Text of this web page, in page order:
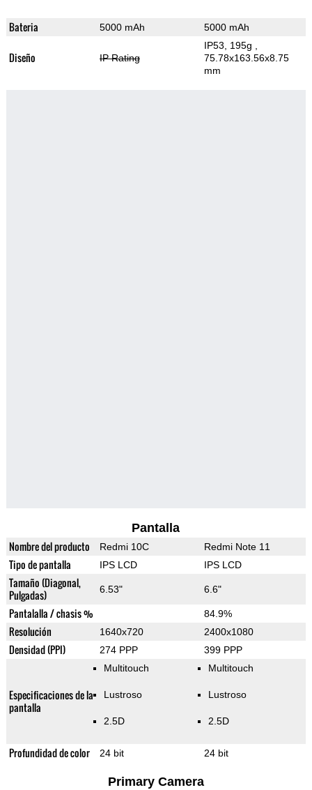
Bateria 5000 mAh 5000 mAh
Diseño IP Rating
IP53, 195g
75.78x163.56x8.75
mm
Pantalla
Nombre del producto Redmi 10C Redmi Note 11
Tipo de pantalla IPS LCD IPS LCD
Tamaño (Diagonal,
Pulgadas)
6.53" 6.6"
Pantalalla / chasis % 84.9%
Resolución 1640x720 2400x1080
Densidad (PPI) 274 PPP 399 PPP
Especificaciones de la
pantalla
Multitouch
Lustroso
2.5D
Multitouch
Lustroso
2.5D
Profundidad de color 24 bit 24 bit
Primary Camera